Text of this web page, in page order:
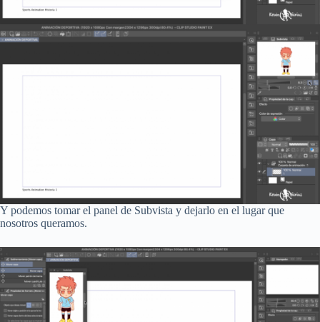
Y podemos tomar el panel de Subvista y dejarlo en el lugar que
nosotros queramos.